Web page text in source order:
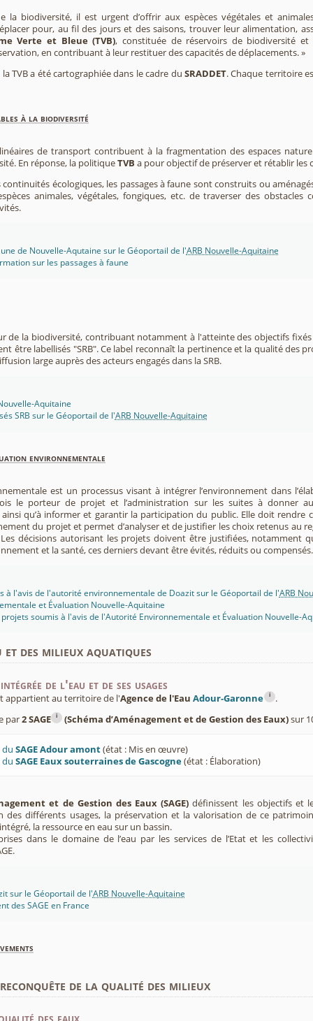
la biodiversité, il est urgent d’offrir aux espèces végétales et
pour, au fil des jours et des saisons, trouver leur alimentation,
Verte et Bleue (TVB), constituée de réservoirs de biodiversité
en contribuant à leur restituer des capacités de déplacements. »
TVB a été cartographiée dans le cadre du SRADDET. Chaque territoire
à la biodiversité
de transport contribuent à la fragmentation des espaces
En réponse, la politiqueTVB a pour objectif de préserver et rétablir les
écologiques, les passages à faune sont construits ou
animales, végétales, fongiques, etc. de traverser des
de Nouvelle-Aqutaine sur le Géoportail de l'ARB Nouvelle-Aquitaine
sur les passages à faune
de la biodiversité, contribuant notamment à l'atteinte des objectifs fixés
être labellisés "SRB". Ce label reconnaît la pertinence et la qualité des
large auprès des acteurs engagés dans la SRB.
Aquitaine
SRB sur le Géoportail de l'ARB Nouvelle-Aquitaine
environnementale
est un processus visant à intégrer l’environnement dans
le porteur de projet et l’administration sur les suites à donner
qu’à informer et garantir la participation du public. Elle doit rendre
du projet et permet d’analyser et de justifier les choix retenus au
décisions autorisant les projets doivent être justifiées, notamment
et la santé, ces derniers devant être évités, réduits ou compensés.
à l'avis de l'autorité environnementale de Doazit sur le Géoportail de l'ARB
et Évaluation Nouvelle-Aquitaine
soumis à l'avis de l'Autorité Environnementale et Évaluation Nouvelle-
des milieux aquatiques
de l'eau et de ses usages
appartient au territoire de l'Agence de l'Eau Adour-Garonne i
.
par2 SAGE i (Schéma d’Aménagement et de Gestion des Eaux)sur
duSAGE Adour amont(état : Mis en œuvre)
duSAGE Eaux souterraines de Gascogne(état : Élaboration)
et de Gestion des Eaux (SAGE) définissent les objectifs et
des différents usages, la préservation et la valorisation de ce
la ressource en eau sur un bassin.
dans le domaine de l’eau par les services de l’Etat et les
sur le Géoportail de l'ARB Nouvelle-Aquitaine
des SAGE en France
de la qualité des milieux